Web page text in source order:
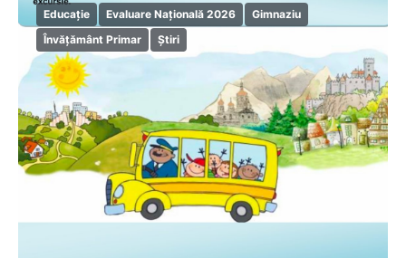
Educație Evaluare Națională 2026
Gimnaziu
Învățământ Primar
Știri